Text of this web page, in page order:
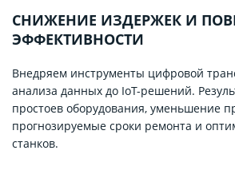
СНИЖЕНИЕ ИЗДЕРЖЕК И
ЭФФЕКТИВНОСТИ
Внедряем инструменты цифровой
анализа данных до IoT-решений.
простоев оборудования, уменьшение
прогнозируемые сроки ремонта и
станков.